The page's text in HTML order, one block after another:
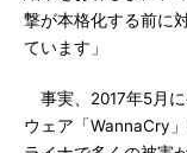
撃が本格化する前に
ています」
事実、2017年5月
ウェア「WannaCry